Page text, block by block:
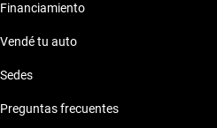
Financiamiento
Vendé tu auto
Sedes
Preguntas frecuentes